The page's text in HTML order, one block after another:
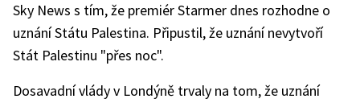
Sky News s tím, že premiér Starmer dnes rozhodne o
uznání Státu Palestina. Připustil, že uznání nevytvoří
Stát Palestinu "přes noc".
Dosavadní vlády v Londýně trvaly na tom, že uznání